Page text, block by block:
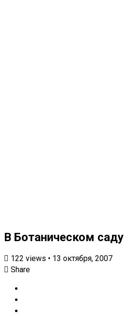
В Ботаническом саду
122 views • 13 октября, 2007
Share